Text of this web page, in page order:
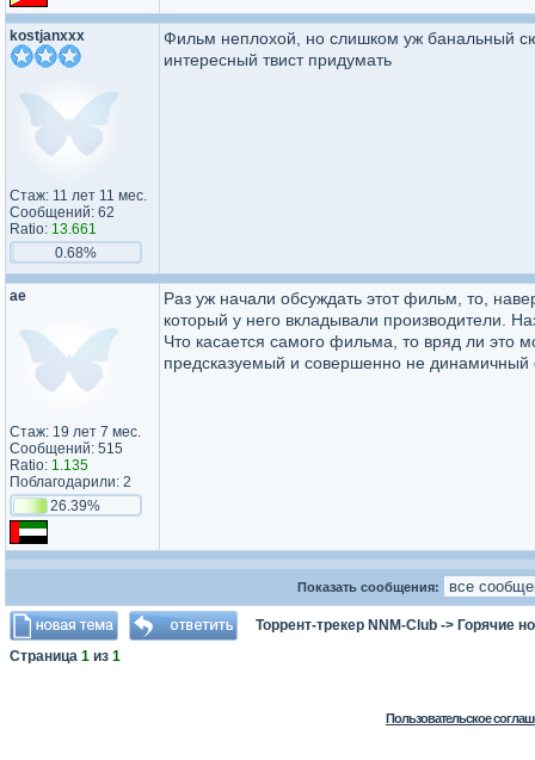
kostjanxxx
Стаж: 11 лет 11 мес.
Сообщений: 62
Ratio: 13.661
0.68%
Фильм неплохой, но слишком уж банальный
интересный твист придумать
ae
Стаж: 19 лет 7 мес.
Сообщений: 515
Ratio: 1.135
Поблагодарили: 2
26.39%
Раз уж начали обсуждать этот фильм, то,
который у него вкладывали производители.
Что касается самого фильма, то вряд ли
предсказуемый и совершенно не
Показать сообщения:
Торрент-трекер NNM-Club -> Горячие
Страница 1 из 1
Пользовательское